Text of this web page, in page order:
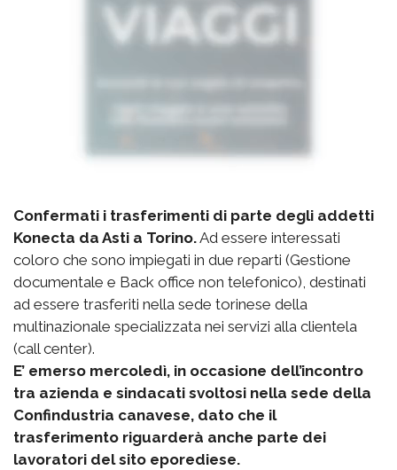
Confermati i trasferimenti di parte degli addetti
Konecta da Asti a Torino.Ad essere interessati
coloro che sono impiegati in due reparti (Gestione
documentale e Back office non telefonico), destinati
ad essere trasferiti nella sede torinese della
multinazionale specializzata nei servizi alla clientela
(call center).
E’ emerso mercoledì, in occasione dell’incontro
tra azienda e sindacati svoltosi nella sede della
Confindustria canavese, dato che il
trasferimento riguarderà anche parte dei
lavoratori del sito eporediese.